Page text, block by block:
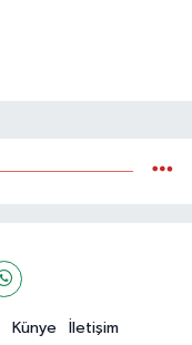
Künye İletişim